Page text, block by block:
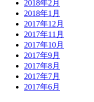
2018年2月
2018年1月
2017年12月
2017年11月
2017年10月
2017年9月
2017年8月
2017年7月
2017年6月